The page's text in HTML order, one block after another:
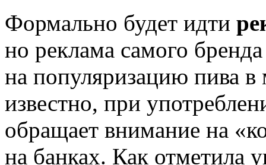
Формально будет идти
но реклама самого
на популяризацию пива в
известно, при
обращает внимание на
на банках. Как отметила